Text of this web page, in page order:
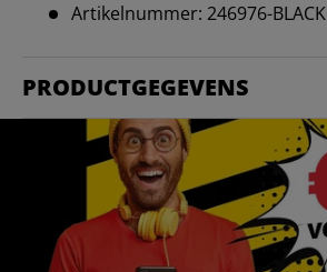
Artikelnummer: 246976-BLACK
PRODUCTGEGEVENS